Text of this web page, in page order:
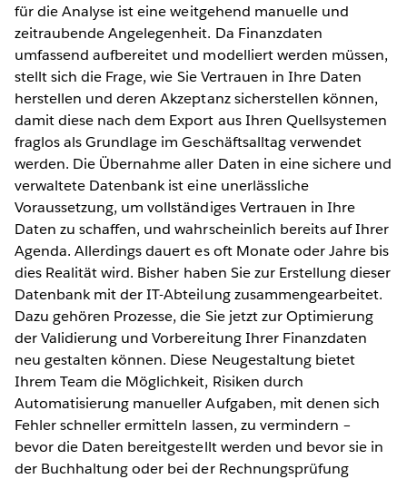
für die Analyse ist eine weitgehend manuelle und
zeitraubende Angelegenheit. Da Finanzdaten
umfassend aufbereitet und modelliert werden müssen,
stellt sich die Frage, wie Sie Vertrauen in Ihre Daten
herstellen und deren Akzeptanz sicherstellen können,
damit diese nach dem Export aus Ihren Quellsystemen
fraglos als Grundlage im Geschäftsalltag verwendet
werden. Die Übernahme aller Daten in eine sichere und
verwaltete Datenbank ist eine unerlässliche
Voraussetzung, um vollständiges Vertrauen in Ihre
Daten zu schaffen, und wahrscheinlich bereits auf Ihrer
Agenda. Allerdings dauert es oft Monate oder Jahre bis
dies Realität wird. Bisher haben Sie zur Erstellung dieser
Datenbank mit der IT-Abteilung zusammengearbeitet.
Dazu gehören Prozesse, die Sie jetzt zur Optimierung
der Validierung und Vorbereitung Ihrer Finanzdaten
neu gestalten können. Diese Neugestaltung bietet
Ihrem Team die Möglichkeit, Risiken durch
Automatisierung manueller Aufgaben, mit denen sich
Fehler schneller ermitteln lassen, zu vermindern –
bevor die Daten bereitgestellt werden und bevor sie in
der Buchhaltung oder bei der Rechnungsprüfung